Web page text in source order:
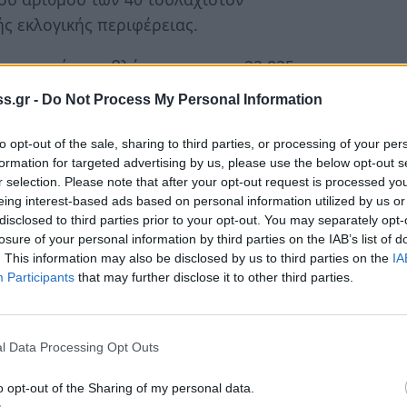
- Do Not Process My Personal Information
opt-out of the sale, sharing to third parties, or processing of your
for targeted advertising by us, please use the below opt-out
selection. Please note that after your opt-out request is processed
interest-based ads based on personal information utilized by us
to third parties prior to your opt-out. You may separately
of your personal information by third parties on the IAB’s list of
This information may also be disclosed by us to third parties on the
Participants that may further disclose it to other third parties.
Data Processing Opt Outs
opt-out of the Sharing of my personal data.
εκλογικής περιφέρειας.
χωρίς προβλήματα με τους 22.825
τους δικαίωμα στον τόπο διαμονής
στο οποίο ψηφίζουν, οι ενδιαφερόμενοι
πλατφόρμα «Μάθε που Ψηφίζεις» στον
είναι προσβάσιμη και από το Gov.gr.
των πεδίων Επώνυμο, Όνομα,
(προαιρετικό), ή μόνο των πεδίων
έχουν τη δυνατότητα να
2131361500 και 2131313800, που αυτό το